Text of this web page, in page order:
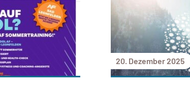
20. Dezember 2025